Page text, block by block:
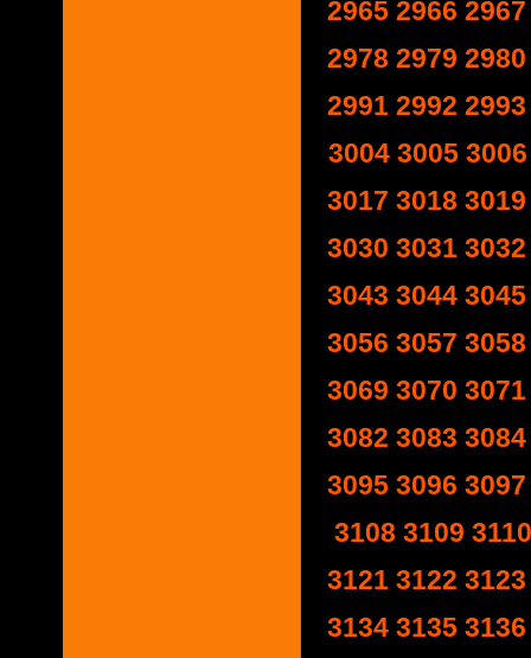
2965 2966 2967
2978 2979 2980
2991 2992 2993
3004 3005 3006
3017 3018 3019
3030 3031 3032
3043 3044 3045
3056 3057 3058
3069 3070 3071
3082 3083 3084
3095 3096 3097
3108 3109 3110
3121 3122 3123
3134 3135 3136